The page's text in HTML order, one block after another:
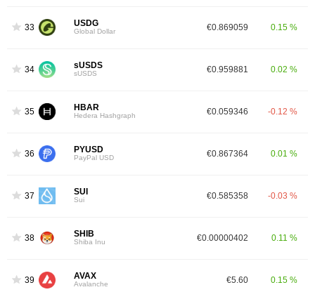
33 USDG
Global Dollar €0.869059 0.15 %
34 sUSDS
sUSDS €0.959881 0.02 %
35 HBAR
Hedera Hashgraph €0.059346 -0.12 %
36 PYUSD
PayPal USD €0.867364 0.01 %
37 SUI
Sui €0.585358 -0.03 %
38 SHIB
Shiba Inu €0.00000402 0.11 %
39 AVAX
Avalanche €5.60 0.15 %